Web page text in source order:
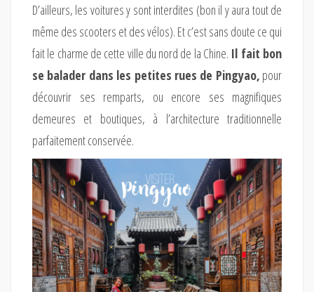
D’ailleurs, les voitures y sont interdites (bon il y aura tout de
même des scooters et des vélos). Et c’est sans doute ce qui
fait le charme de cette ville du nord de la Chine. Il fait bon
se balader dans les petites rues de Pingyao, pour
découvrir ses remparts, ou encore ses magnifiques
demeures et boutiques, à l’architecture traditionnelle
parfaitement conservée.